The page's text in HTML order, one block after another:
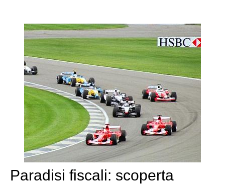
Paradisi fiscali: scoperta